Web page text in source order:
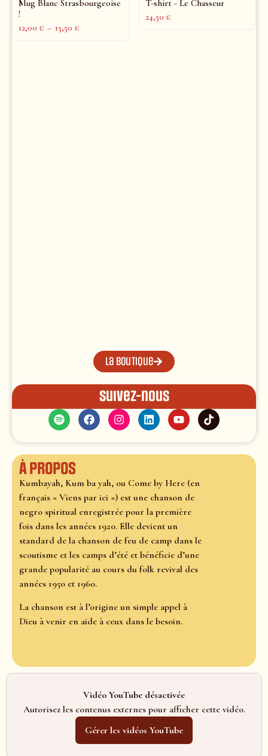
Mug Blanc Strasbourgeoise
!
12,00 € – 15,50 €
T-shirt - Le Chasseur
24,50 €
La boutique
Suivez-nous
À propos
Kumbayah, Kum ba yah, ou Come by Here (en
français « Viens par ici ») est une chanson de
negro spiritual enregistrée pour la première
fois dans les années 1920. Elle devient un
standard de la chanson de feu de camp dans le
scoutisme et les camps d’été et bénéficie d’une
grande popularité au cours du folk revival des
années 1950 et 1960.
La chanson est à l’origine un simple appel à
Dieu à venir en aide à ceux dans le besoin.
Vidéo YouTube désactivée
Autorisez les contenus externes pour afficher cette vidéo.
Gérer les vidéos YouTube